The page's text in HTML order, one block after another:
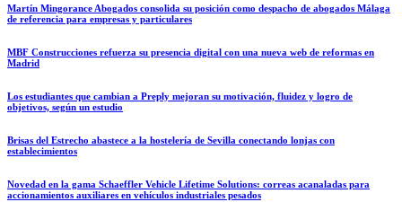
Martín Mingorance Abogados consolida su posición como despacho de abogados Málaga
de referencia para empresas y particulares
MBF Construcciones refuerza su presencia digital con una nueva web de reformas en
Madrid
Los estudiantes que cambian a Preply mejoran su motivación, fluidez y logro de
objetivos, según un estudio
Brisas del Estrecho abastece a la hostelería de Sevilla conectando lonjas con
establecimientos
Novedad en la gama Schaeffler Vehicle Lifetime Solutions: correas acanaladas para
accionamientos auxiliares en vehículos industriales pesados